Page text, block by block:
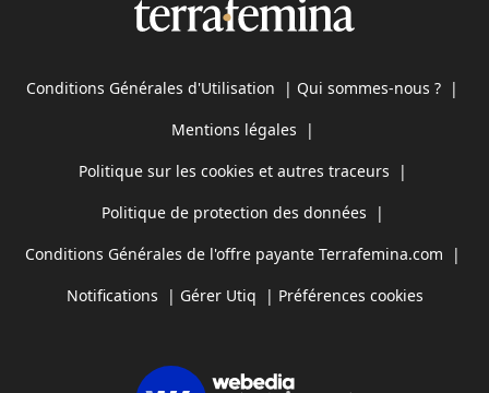
Conditions Générales d'Utilisation | Qui sommes-nous ? |
Mentions légales |
Politique sur les cookies et autres traceurs |
Politique de protection des données |
Conditions Générales de l'offre payante Terrafemina.com |
Notifications | Gérer Utiq | Préférences cookies